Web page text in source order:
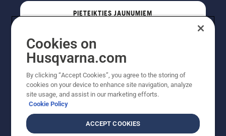
PIETEIKTIES JAUNUMIEM
PROFESIONĀLIS
Cookies on
Husqvarna.com
By clicking “Accept Cookies”, you agree to the storing of
cookies on your device to enhance site navigation, analyze
site usage, and assist in our marketing efforts.
Cookie Policy
ACCEPT COOKIES